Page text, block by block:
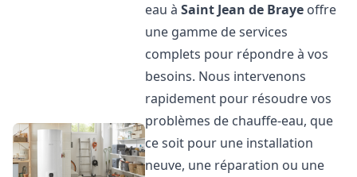
eau àSaint Jean de Braye offre
une gamme de services
complets pour répondre à vos
besoins. Nous intervenons
rapidement pour résoudre vos
problèmes de chauffe-eau, que
ce soit pour une installation
neuve, une réparation ou une